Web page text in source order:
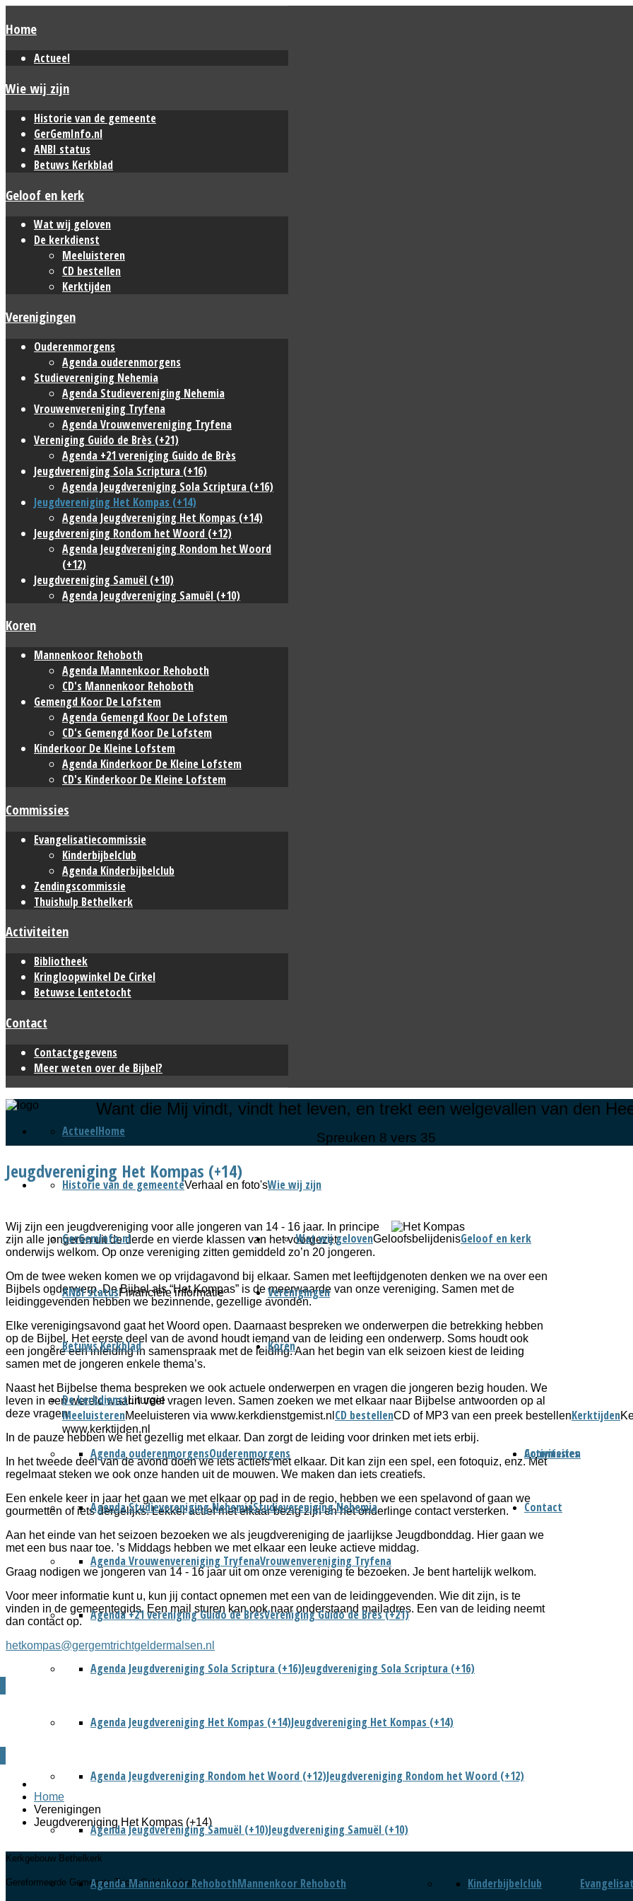
Home
Actueel
Wie wij zijn
Historie van de gemeente
GerGemInfo.nl
ANBI status
Betuws Kerkblad
Geloof en kerk
Wat wij geloven
De kerkdienst
Meeluisteren
CD bestellen
Kerktijden
Verenigingen
Ouderenmorgens
Agenda ouderenmorgens
Studievereniging Nehemia
Agenda Studievereniging Nehemia
Vrouwenvereniging Tryfena
Agenda Vrouwenvereniging Tryfena
Vereniging Guido de Brès (+21)
Agenda +21 vereniging Guido de Brès
Jeugdvereniging Sola Scriptura (+16)
Agenda Jeugdvereniging Sola Scriptura (+16)
Jeugdvereniging Het Kompas (+14)
Agenda Jeugdvereniging Het Kompas (+14)
Jeugdvereniging Rondom het Woord (+12)
Agenda Jeugdvereniging Rondom het Woord
(+12)
Jeugdvereniging Samuël (+10)
Agenda Jeugdvereniging Samuël (+10)
Koren
Mannenkoor Rehoboth
Agenda Mannenkoor Rehoboth
CD's Mannenkoor Rehoboth
Gemengd Koor De Lofstem
Agenda Gemengd Koor De Lofstem
CD's Gemengd Koor De Lofstem
Kinderkoor De Kleine Lofstem
Agenda Kinderkoor De Kleine Lofstem
CD's Kinderkoor De Kleine Lofstem
Commissies
Evangelisatiecommissie
Kinderbijbelclub
Agenda Kinderbijbelclub
Zendingscommissie
Thuishulp Bethelkerk
Activiteiten
Bibliotheek
Kringloopwinkel De Cirkel
Betuwse Lentetocht
Contact
Contactgegevens
Meer weten over de Bijbel?
Home
Actueel
Wie wij zijn
Historie van de gemeenteVerhaal en foto's
GerGemInfo.nl
ANBI statusFinanciële informatie
Betuws Kerkblad
Geloof en kerk
Wat wij gelovenGeloofsbelijdenis
De kerkdienstLiturgie
MeeluisterenMeeluisteren via www.kerkdienstgemist.nl CD bestellenCD of MP3 van een preek bestellenKerktijden
www.kerktijden.nl
Verenigingen
Ouderenmorgens
Agenda ouderenmorgens
Studievereniging Nehemia
Agenda Studievereniging Nehemia
Vrouwenvereniging Tryfena
Agenda Vrouwenvereniging Tryfena
Vereniging Guido de Brès (+21)
Agenda +21 vereniging Guido de Brès
Jeugdvereniging Sola Scriptura (+16)
Agenda Jeugdvereniging Sola Scriptura (+16)
Jeugdvereniging Het Kompas (+14)
Agenda Jeugdvereniging Het Kompas (+14)
Jeugdvereniging Rondom het Woord (+12)
Agenda Jeugdvereniging Rondom het Woord (+12)
Jeugdvereniging Samuël (+10)
Agenda Jeugdvereniging Samuël (+10)
Koren
Mannenkoor Rehoboth
Agenda Mannenkoor Rehoboth
Commissies
Kinderbijbelclub
Activiteiten
Contact
Want die Mij vindt, vindt het leven, en trekt een welgevallen van den
Spreuken 8 vers 35
Jeugdvereniging Het Kompas (+14)
Wij zijn een jeugdvereniging voor alle jongeren van 14 - 16 jaar. In principe
zijn alle jongeren uit de derde en vierde klassen van het voorgezet
onderwijs welkom. Op onze vereniging zitten gemiddeld zo’n 20 jongeren.
Om de twee weken komen we op vrijdagavond bij elkaar. Samen met leeftijdgenoten denken we na over een
Bijbels onderwerp. De Bijbel als “Het Kompas” is de meerwaarde van onze vereniging. Samen met de
leidinggevenden hebben we bezinnende, gezellige avonden.
Elke verenigingsavond gaat het Woord open. Daarnaast bespreken we onderwerpen die betrekking hebben
op de Bijbel. Het eerste deel van de avond houdt iemand van de leiding een onderwerp. Soms houdt ook
een jongere een inleiding in samenspraak met de leiding. Aan het begin van elk seizoen kiest de leiding
samen met de jongeren enkele thema’s.
Naast het Bijbelse thema bespreken we ook actuele onderwerpen en vragen die jongeren bezig houden. We
leven in een wereld waarin veel vragen leven. Samen zoeken we met elkaar naar Bijbelse antwoorden op al
deze vragen.
In de pauze hebben we het gezellig met elkaar. Dan zorgt de leiding voor drinken met iets erbij.
In het tweede deel van de avond doen we iets actiefs met elkaar. Dit kan zijn een spel, een fotoquiz, enz. Met
regelmaat steken we ook onze handen uit de mouwen. We maken dan iets creatiefs.
Een enkele keer in jaar het gaan we met elkaar op pad in de regio, hebben we een spelavond of gaan we
gourmetten of iets dergelijks. Lekker actief met elkaar bezig zijn en het onderlinge contact versterken.
Aan het einde van het seizoen bezoeken we als jeugdvereniging de jaarlijkse Jeugdbonddag. Hier gaan we
met een bus naar toe. ’s Middags hebben we met elkaar een leuke actieve middag.
Graag nodigen we jongeren van 14 - 16 jaar uit om onze vereniging te bezoeken. Je bent hartelijk welkom.
Voor meer informatie kunt u, kun jij contact opnemen met een van de leidinggevenden. Wie dit zijn, is te
vinden in de gemeentegids. Een mail sturen kan ook naar onderstaand mailadres. Een van de leiding neemt
dan contact op.
hetkompas@gergemtrichtgeldermalsen.nl
Home
Verenigingen
Jeugdvereniging Het Kompas (+14)
Kerkgebouw Bethelkerk
Gereformeerde Gemeente Tricht-Geldermalsen